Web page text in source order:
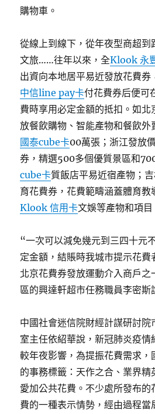
購物車。
從線上到線下，從年夜型商超到
文旅……往年以來，全Klook 永
出資向本地居平易近發放花費券
中信line pay卡付花費券后便可
費時享用必定金額的抵扣。如北
放餐飲購物、智能產物和餐飲
國泰cube卡00萬張；浙江發放
券，精選500多個優質景區和
cube卡質飯店平易近宿產物；
育花費券，花費範疇涵蓋體育教
Klook 信用卡文娛等產物和項目
“一次可以減免幾元到三四十元
定金額，結賬時我城市提示花
北京花費券發放運動介入商戶之
區的興達軒超市任務職員李密斯
中國社會迷信院財經計謀研討院
室主任依紹華說，新冠肺炎疫情
較年夜影響，為提振花費需求，
的事務標籤：天作之合、業界精
愛加公共花費。不少處所發布的
費的一種表示情勢，經由過程當